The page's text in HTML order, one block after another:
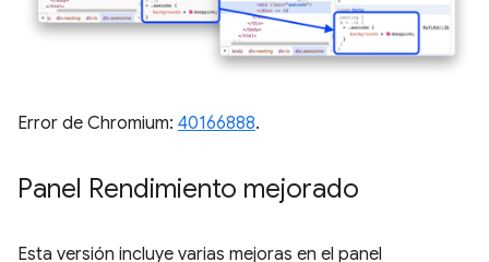
Error de Chromium: 40166888.
Panel Rendimiento mejorado
Esta versión incluye varias mejoras en el panel